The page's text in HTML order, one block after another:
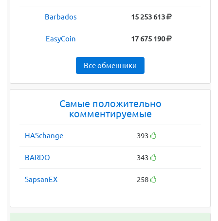
Barbados 15 253 613
EasyCoin 17 675 190
Все обменники
Самые положительно
комментируемые
HASchange 393
BARDO 343
SapsanEX 258